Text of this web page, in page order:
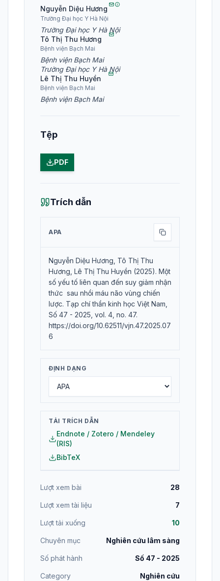
Nguyễn Diệu Hương
Trường Đại học Y Hà Nội
Trường Đại học Y Hà Nội
Tô Thị Thu Hương
Bệnh viện Bạch Mai
Bệnh viện Bạch Mai
Trường Đại học Y Hà Nội
Lê Thị Thu Huyền
Bệnh viện Bạch Mai
Bệnh viện Bạch Mai
Tệp
PDF
Trích dẫn
APA
Nguyễn Diệu Hương, Tô Thị Thu
Hương, Lê Thị Thu Huyền (2025). Một
số yếu tố liên quan đến suy giảm nhận
thức sau nhồi máu não vùng chiến
lược. Tạp chí thần kinh học Việt Nam,
Số 47 - 2025, vol. 4, no. 47.
https://doi.org/10.62511/vjn.47.2025.07
6
ĐỊNH DẠNG
TẢI TRÍCH DẪN
Endnote / Zotero / Mendeley
(RIS)
BibTeX
Lượt xem bài 28
Lượt xem tài liệu 7
Lượt tải xuống 10
Chuyên mục Nghiên cứu lâm sàng
Số phát hành Số 47 - 2025
Category Nghiên cứu